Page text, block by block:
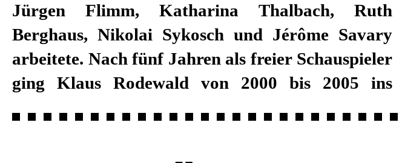
Jürgen Flimm, Katharina Thalbach, Ruth
Berghaus, Nikolai Sykosch und Jérôme Savary
arbeitete. Nach fünf Jahren als freier Schauspieler
ging Klaus Rodewald von 2000 bis 2005 ins
Ensemble des Schauspiel Stuttgart. Hier arbeitete
er u. a. mit Regisseur*innen wie Calixto Bieito,